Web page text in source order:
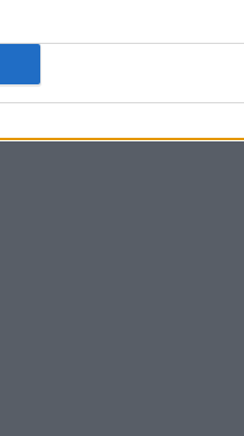
permette di
della visita ancora
ma una vera e